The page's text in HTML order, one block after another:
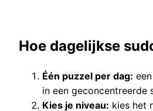
Hoe dagelijkse
Één puzzel per dag:
in een geconcentreerde
Kies je niveau: kies het